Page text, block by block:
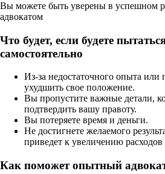
Вы можете быть уверены в успешном
адвокатом
Что будет, если будете
самостоятельно
Из-за недостаточного опыта
ухудшить свое положение.
Вы пропустите важные детали,
подтвердить вашу правоту.
Вы потеряете время и деньги.
Не достигнете желаемого
приведет к увеличению
Как поможет опытный